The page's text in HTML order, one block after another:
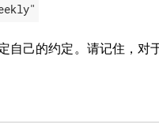
自己的约定。请记住，对